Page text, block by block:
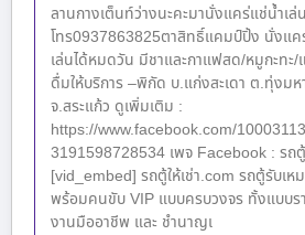
ลานกางเต็นท์ว่างนะคะมานั่งแคร่แช่น้ำเ
โทร0937863825ตาสิทธิ์แคมป์ปิ้ง นั่งแค
เล่นได้หมดวัน มีชาและกาแฟสด/หมูกะทะ/
ดื่มให้บริการ –พิกัด บ.แก่งสะเดา ต.ทุ่งมห
จ.สระแก้ว ดูเพิ่มเติม :
https://www.facebook.com/
3191598728534 เพจ Facebook : รถ
[vid_embed] รถตู้ให้เช่า.com รถตู้รับเหม
พร้อมคนขับ VIP แบบครบวงจร ทั้งแบบร
งานมืออาชีพ และ ชำนาญเ